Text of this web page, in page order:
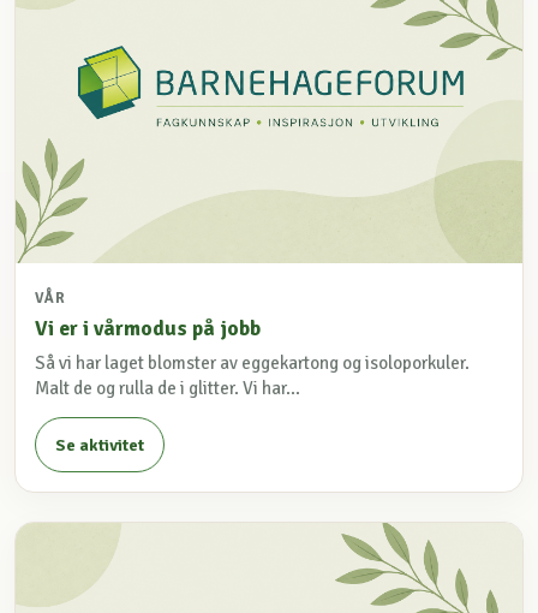
VÅR
Vi er i vårmodus på jobb
Så vi har laget blomster av eggekartong og isoloporkuler.
Malt de og rulla de i glitter. Vi har...
Se aktivitet